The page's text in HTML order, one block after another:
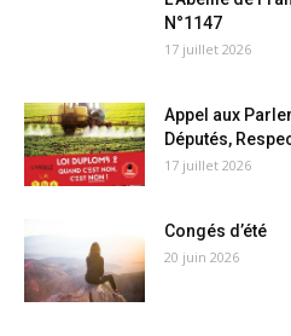
N°1147
17 juillet 2026
Appel aux
Députés,
17 juillet 2026
Congés d’été
20 juin 2026